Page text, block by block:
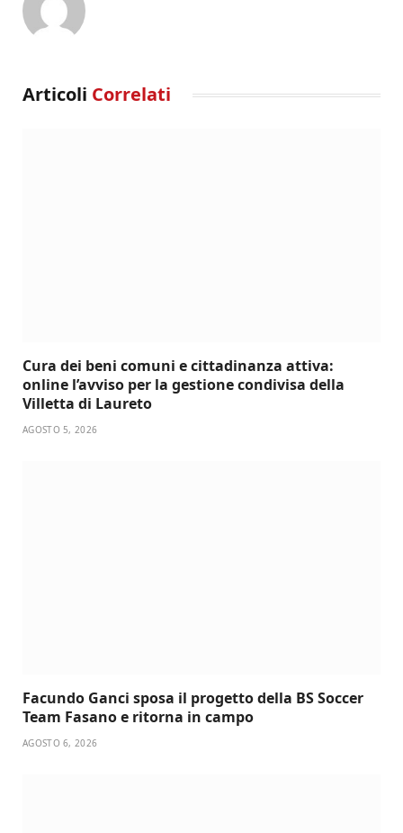
Articoli Correlati
Cura dei beni comuni e cittadinanza attiva:
online l’avviso per la gestione condivisa della
Villetta di Laureto
AGOSTO 5, 2026
Facundo Ganci sposa il progetto della BS Soccer
Team Fasano e ritorna in campo
AGOSTO 6, 2026